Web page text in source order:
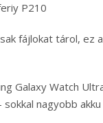
P210
fájlokat tárol, ez
Galaxy Watch
sokkal nagyobb